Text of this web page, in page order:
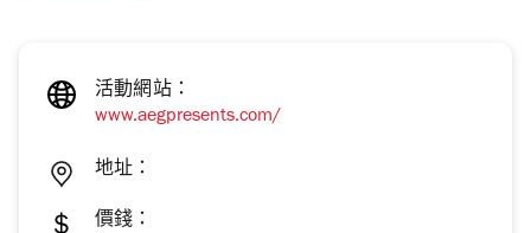
活動網站：
www.aegpresents.com/
地址：
價錢：